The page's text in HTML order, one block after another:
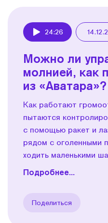
24:26
Можно ли
молнией, как
из «Аватара»?
Как работают
пытаются
с помощью ракет и
рядом с оголенными
ходить маленькими
Подробнее...
Поделиться